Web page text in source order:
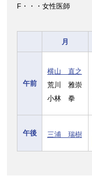
F・・・女性医師
月
午前
横山 直之
荒川 雅崇
小林 拳
午後 三浦 瑞樹